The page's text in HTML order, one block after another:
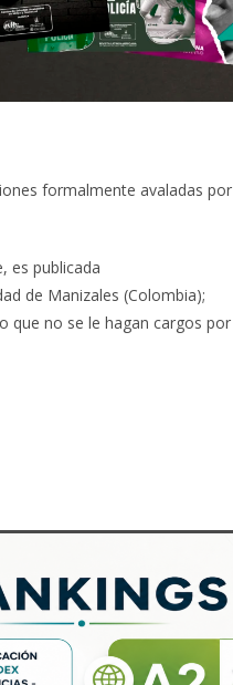
formalmente avaladas por
es publicada
de Manizales (Colombia);
que no se le hagan cargos por